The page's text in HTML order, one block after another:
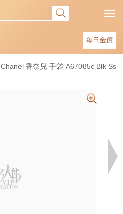
每日金價
Chanel 香奈兒 手袋 A67085c Blk Ss